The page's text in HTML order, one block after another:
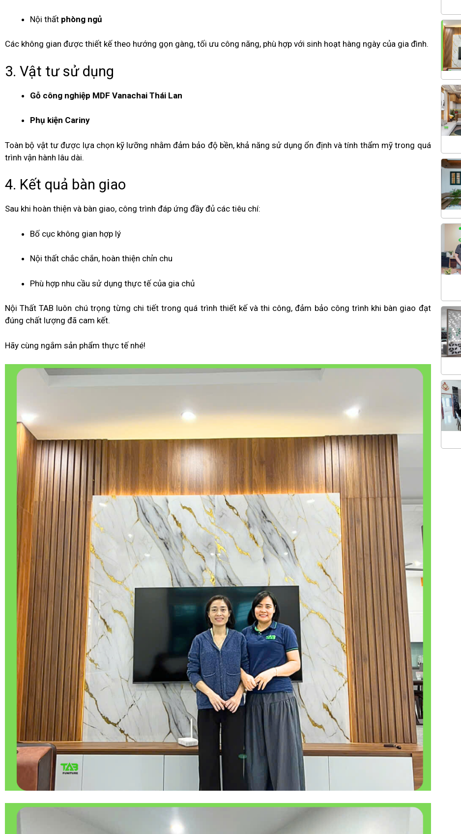
Nội thất phòng ngủ
Các không gian được thiết kế theo hướng gọn gàng, tối ưu công năng, phù hợp với sinh hoạt hàng ngày của gia đình.
3. Vật tư sử dụng
Gỗ công nghiệp MDF Vanachai Thái Lan
Phụ kiện Cariny
Toàn bộ vật tư được lựa chọn kỹ lưỡng nhằm đảm bảo độ bền, khả năng sử dụng ổn định và tính thẩm mỹ trong quá
trình vận hành lâu dài.
4. Kết quả bàn giao
Sau khi hoàn thiện và bàn giao, công trình đáp ứng đầy đủ các tiêu chí:
Bố cục không gian hợp lý
Nội thất chắc chắn, hoàn thiện chỉn chu
Phù hợp nhu cầu sử dụng thực tế của gia chủ
Nội Thất TAB luôn chú trọng từng chi tiết trong quá trình thiết kế và thi công, đảm bảo công trình khi bàn giao đạt
đúng chất lượng đã cam kết.
Hãy cùng ngắm sản phẩm thực tế nhé!